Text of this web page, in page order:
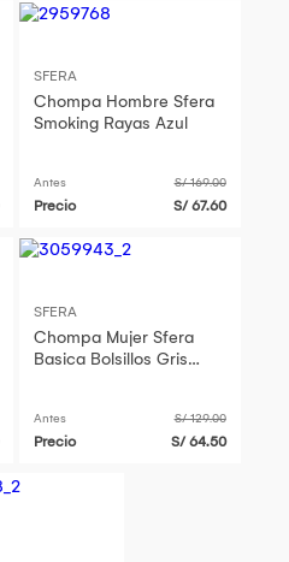
SFERA
Chompa Hombre Sfera
Smoking Rayas Azul
Antes S/ 169.00
Precio S/ 67.60
SFERA
Chompa Mujer Sfera
Basica Bolsillos Gris
Antes S/ 129.00
Precio S/ 64.50